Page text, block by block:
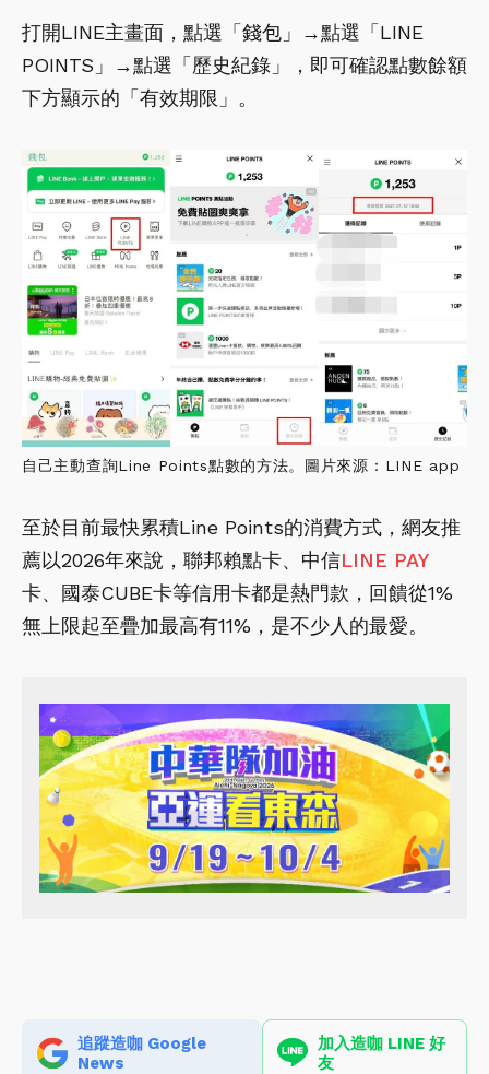
打開LINE主畫面，點選「錢包」→點選「LINE
POINTS」→點選「歷史紀錄」，即可確認點數餘額
下方顯示的「有效期限」。
自己主動查詢Line Points點數的方法。圖片來源：LINE app
至於目前最快累積Line Points的消費方式，網友推
薦以2026年來說，聯邦賴點卡、中信LINE PAY
卡、國泰CUBE卡等信用卡都是熱門款，回饋從1%
無上限起至疊加最高有11%，是不少人的最愛。
追蹤造咖 Google
News
加入造咖 LINE 好
友